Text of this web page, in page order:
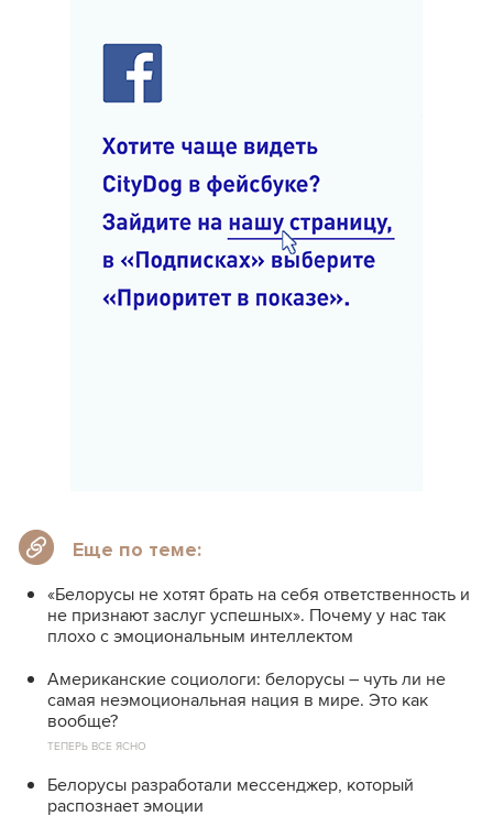
Еще по теме:
«Белорусы не хотят брать на себя ответственность и
не признают заслуг успешных». Почему у нас так
плохо с эмоциональным интеллектом
Американские социологи: белорусы – чуть ли не
самая неэмоциональная нация в мире. Это как
вообще?
ТЕПЕРЬ ВСЕ ЯСНО
Белорусы разработали мессенджер, который
распознает эмоции